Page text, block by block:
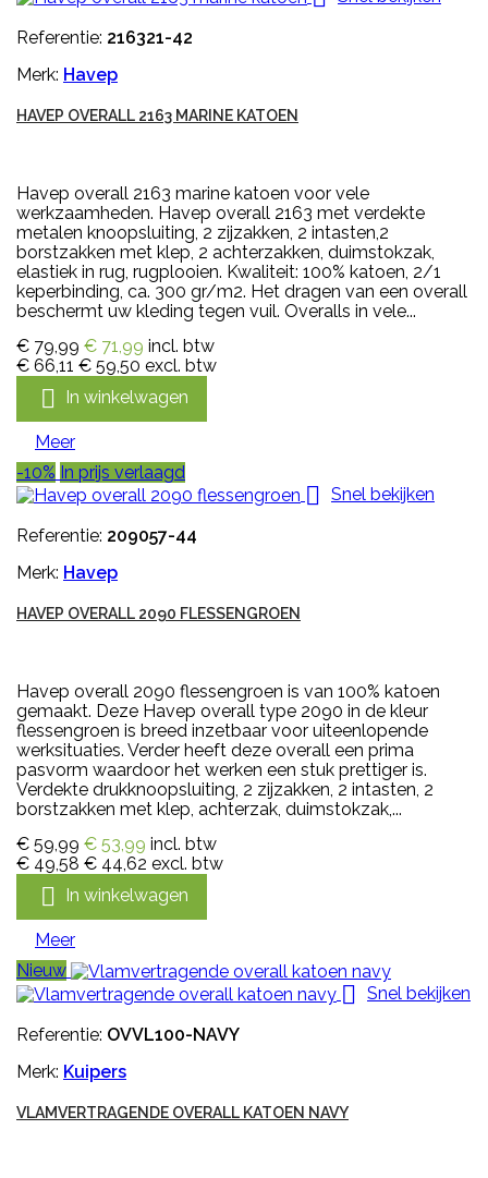
Referentie: 216321-42
Merk: Havep
HAVEP OVERALL 2163 MARINE KATOEN
Havep overall 2163 marine katoen voor vele
werkzaamheden. Havep overall 2163 met verdekte
metalen knoopsluiting, 2 zijzakken, 2 intasten,2
borstzakken met klep, 2 achterzakken, duimstokzak,
elastiek in rug, rugplooien. Kwaliteit: 100% katoen, 2/1
keperbinding, ca. 300 gr/m2. Het dragen van een overall
beschermt uw kleding tegen vuil. Overalls in vele...
€ 79,99 € 71,99 incl. btw
€ 66,11 € 59,50 excl. btw
 In winkelwagen
Meer
-10% In prijs verlaagd
 Snel bekijken
Referentie: 209057-44
Merk: Havep
HAVEP OVERALL 2090 FLESSENGROEN
Havep overall 2090 flessengroen is van 100% katoen
gemaakt. Deze Havep overall type 2090 in de kleur
flessengroen is breed inzetbaar voor uiteenlopende
werksituaties. Verder heeft deze overall een prima
pasvorm waardoor het werken een stuk prettiger is.
Verdekte drukknoopsluiting, 2 zijzakken, 2 intasten, 2
borstzakken met klep, achterzak, duimstokzak,...
€ 59,99 € 53,99 incl. btw
€ 49,58 € 44,62 excl. btw
 In winkelwagen
Meer
Nieuw
 Snel bekijken
Referentie: OVVL100-NAVY
Merk: Kuipers
VLAMVERTRAGENDE OVERALL KATOEN NAVY